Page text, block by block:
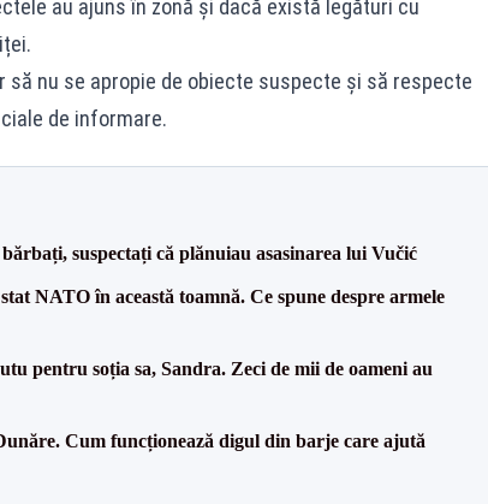
au ajuns în zonă și dacă există legături cu
nu se apropie de obiecte suspecte și să respecte
de informare.
suspectați că plănuiau asasinarea lui Vučić
NATO în această toamnă. Ce spune despre armele
pentru soția sa, Sandra. Zeci de mii de oameni au
Cum funcționează digul din barje care ajută